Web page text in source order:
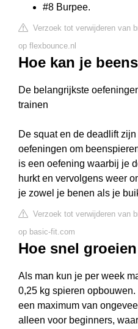
#8 Burpee.
Verzoek tot verwijderen van
op flexbounce.nl
Hoe kan je
De belangrijkste
trainen
De squat en de deadlift
oefeningen om
is een oefening waarbij je
hurkt en vervolgens weer
je zowel je benen als je
Verzoek tot verwijderen van
op basic-fit.com
Hoe snel
Als man kun je per week
0,25 kg spieren
een maximum van
alleen voor beginners,